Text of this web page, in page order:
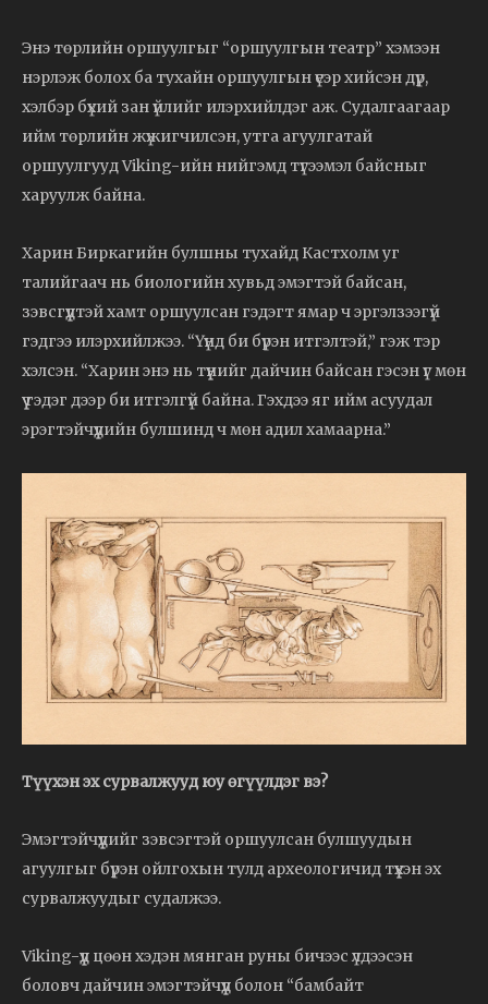
Энэ төрлийн оршуулгыг “оршуулгын театр” хэмээн
нэрлэж болох ба тухайн оршуулгын үеэр хийсэн дүр,
хэлбэр бүхий зан үйлийг илэрхийлдэг аж. Судалгаагаар
ийм төрлийн жүжигчилсэн, утга агуулгатай
оршуулгууд Viking-ийн нийгэмд түгээмэл байсныг
харуулж байна.
Харин Биркагийн булшны тухайд Кастхолм уг
талийгаач нь биологийн хувьд эмэгтэй байсан,
зэвсгүүдтэй хамт оршуулсан гэдэгт ямар ч эргэлзээгүй
гэдгээ илэрхийлжээ. “Үүнд би бүрэн итгэлтэй,” гэж тэр
хэлсэн. “Харин энэ нь түүнийг дайчин байсан гэсэн үг мөн
үү гэдэг дээр би итгэлгүй байна. Гэхдээ яг ийм асуудал
эрэгтэйчүүдийн булшинд ч мөн адил хамаарна.”
Түүхэн эх сурвалжууд юу өгүүлдэг вэ?
Эмэгтэйчүүдийг зэвсэгтэй оршуулсан булшуудын
агуулгыг бүрэн ойлгохын тулд археологичид түүхэн эх
сурвалжуудыг судалжээ.
Viking-үүд цөөн хэдэн мянган руны бичээс үлдээсэн
боловч дайчин эмэгтэйчүүд болон “бамбайт